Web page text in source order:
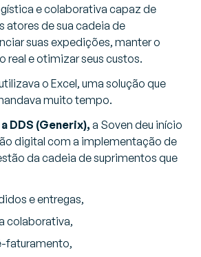
e colaborativa capaz de
atores de sua cadeia de
suas expedições, manter o
real e otimizar seus custos.
o Excel, uma solução que
muito tempo.
DDS (Generix), a Soven deu início
digital com a implementação de
da cadeia de suprimentos que
e entregas,
colaborativa,
faturamento,